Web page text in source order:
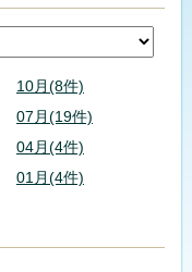
10月(8件)
07月(19件)
04月(4件)
01月(4件)